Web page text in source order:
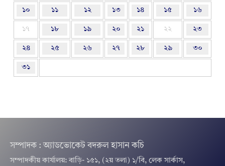
১০ ১১ ১২ ১৩ ১৪ ১৫ ১৬
১৭ ১৮ ১৯ ২০ ২১ ২২ ২৩
২৪ ২৫ ২৬ ২৭ ২৮ ২৯ ৩০
৩১
সম্পাদক : অ্যাডভোকেট বদরুল হাসান কচি
সম্পাদকীয় কার্যালয়: বাড়ি- ১৫১, (২য় তলা) ১/বি, লেক সার্কাস,